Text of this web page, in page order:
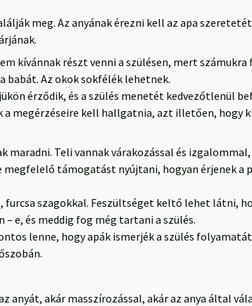
meg. Az anyának érezni kell az apa
kívánnak részt venni a szülésen, mert
Az okok sokfélék lehetnek.
érződik, és a szülés menetét kedvezőtlenül
a megérzéseire kell hallgatnia, azt illetően, hogy
Teli vannak várakozással és izgalommal,
támogatást nyújtani, hogyan érjenek a
furcsa szagokkal. Feszültséget keltő lehet látni,
e, és meddig fog még tartani a szülés.
lenne, hogy apák ismerjék a szülés
anyát, akár masszírozással, akár az anya által